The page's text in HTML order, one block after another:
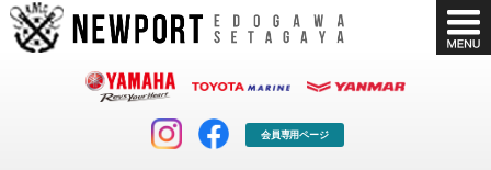
会員専用ページ